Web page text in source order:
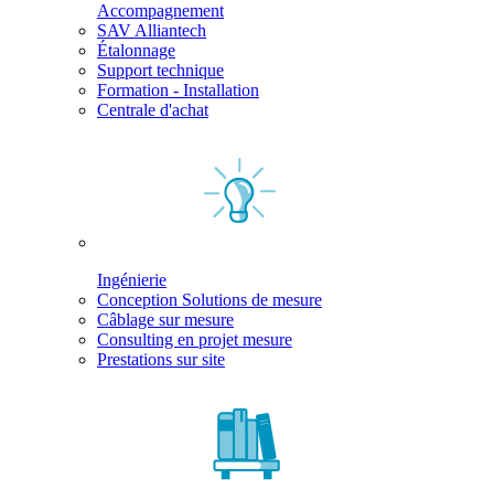
Accompagnement
SAV Alliantech
Étalonnage
Support technique
Formation - Installation
Centrale d'achat
Ingénierie
Conception Solutions de mesure
Câblage sur mesure
Consulting en projet mesure
Prestations sur site